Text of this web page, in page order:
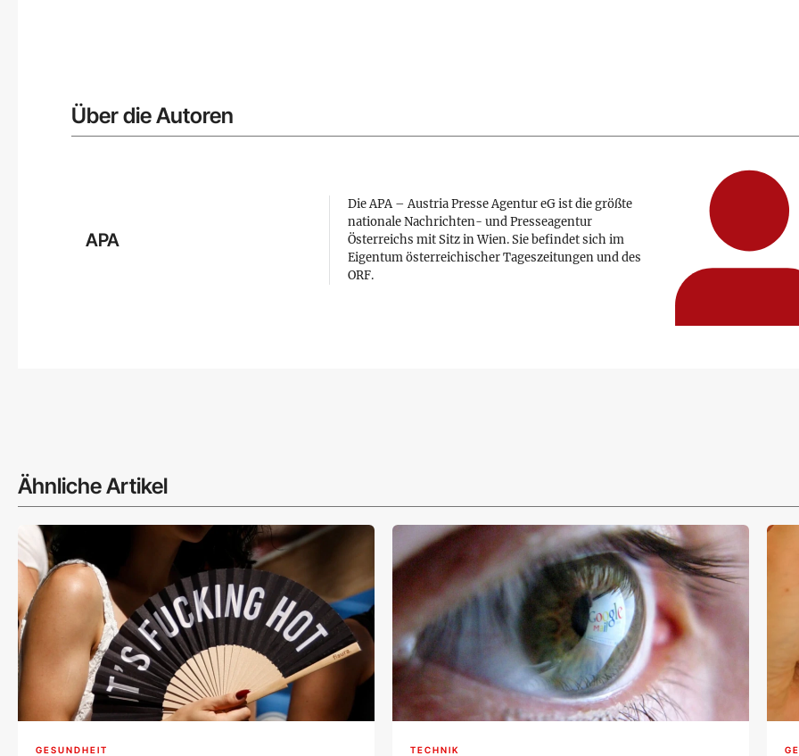
Über die Autoren
APA
Die APA – Austria Presse Agentur eG ist die größte
nationale Nachrichten- und Presseagentur
Österreichs mit Sitz in Wien. Sie befindet sich im
Eigentum österreichischer Tageszeitungen und des
ORF.
Ähnliche Artikel
GESUNDHEIT TECHNIK